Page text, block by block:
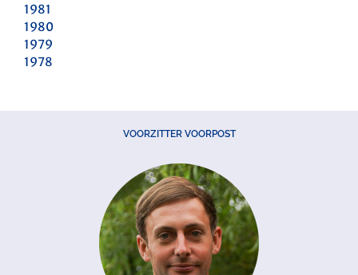
1981
1980
1979
1978
VOORZITTER VOORPOST